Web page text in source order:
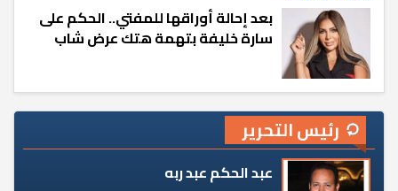
بعد إحالة أوراقها للمفتي.. الحكم على
سارة خليفة بتهمة هتك عرض شاب
رئيس التحرير
عبد الحكم عبد ربه